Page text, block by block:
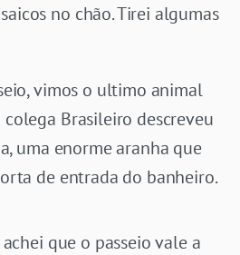
no chão. Tirei algumas
vimos o ultimo animal
Brasileiro descreveu
uma enorme aranha que
de entrada do banheiro.
que o passeio vale a